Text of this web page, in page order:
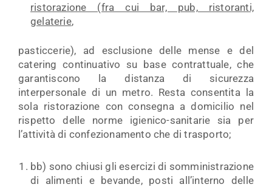
ristorazione (fra cui bar, pub, ristoranti,
gelaterie,
pasticcerie), ad esclusione delle mense e del
catering continuativo su base contrattuale, che
garantiscono la distanza di sicurezza
interpersonale di un metro. Resta consentita la
sola ristorazione con consegna a domicilio nel
rispetto delle norme igienico-sanitarie sia per
l’attività di confezionamento che di trasporto;
bb) sono chiusi gli esercizi di somministrazione
di alimenti e bevande, posti all’interno delle